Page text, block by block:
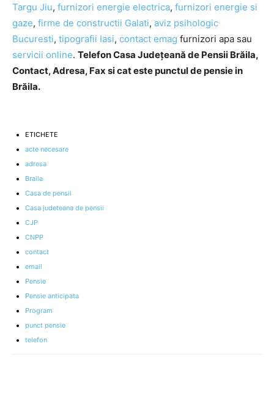
Targu Jiu, furnizori energie electrica, furnizori energie si
gaze, firme de constructii Galati, aviz psihologic
Bucuresti, tipografii Iasi, contact emag furnizori apa sau
servicii online. Telefon Casa Județeană de Pensii Brăila,
Contact, Adresa, Fax si cat este punctul de pensie in
Brăila.
ETICHETE
acte necesare
adresa
Braila
Casa de pensii
Casa judeteana de pensii
CJP
CNPP
contact
email
Pensie
Pensie anticipata
Program
punct pensie
telefon